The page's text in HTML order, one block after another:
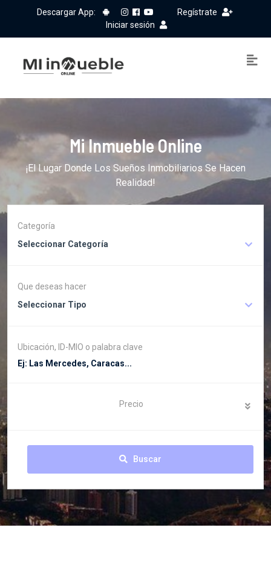
Descargar App:
Regístrate
Iniciar sesión
Mi Inmueble Online
¡El Lugar Donde Los Sueños Inmobiliarios Se Hacen
Realidad!
Categoría
Seleccionar Categoría
Que deseas hacer
Seleccionar Tipo
Ubicación, ID-MIO o palabra clave
Precio
Buscar